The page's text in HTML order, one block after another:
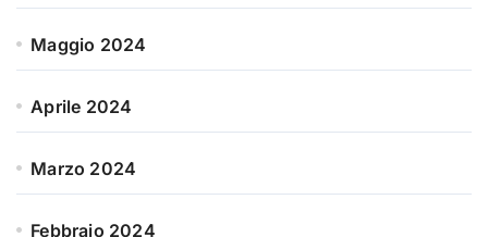
Maggio 2024
Aprile 2024
Marzo 2024
Febbraio 2024